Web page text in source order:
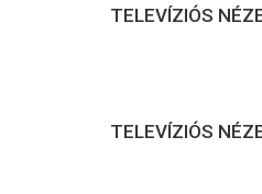
TELEVÍZIÓS
TELEVÍZIÓS